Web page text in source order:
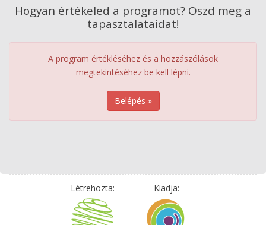
Hogyan értékeled a programot? Oszd meg a
tapasztalataidat!
A program értékléséhez és a hozzászólások
megtekintéséhez be kell lépni.
Belépés »
Létrehozta: Kiadja: